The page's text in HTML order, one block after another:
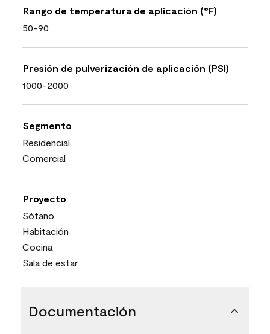
Rango de temperatura de aplicación (°F)
50-90
Presión de pulverización de aplicación (PSI)
1000-2000
Segmento
Residencial
Comercial
Proyecto
Sótano
Habitación
Cocina
Sala de estar
Documentación